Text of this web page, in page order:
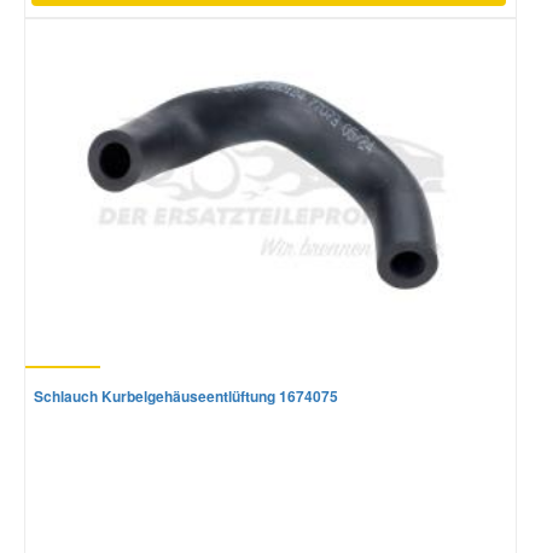
Schlauch Kurbelgehäuseentlüftung 1674075